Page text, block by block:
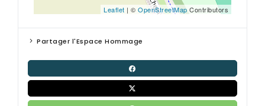
Leaflet | © OpenStreetMap Contributors
Partager l'Espace Hommage